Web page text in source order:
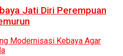
Jati Diri Perempuan